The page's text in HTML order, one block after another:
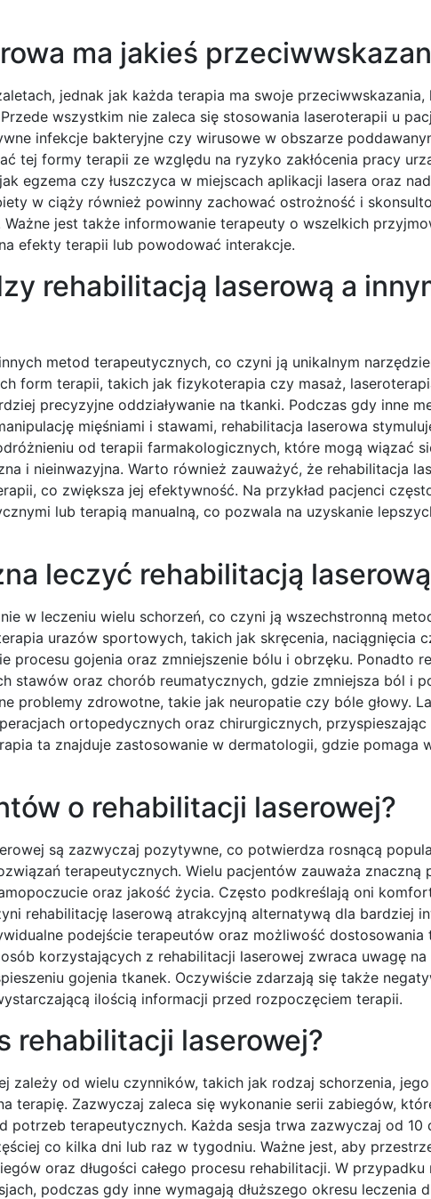
ma jakieś
jednak jak każda terapia ma swoje przeciwwskazania,
wszystkim nie zaleca się stosowania laseroterapii u
infekcje bakteryjne czy wirusowe w obszarze
tej formy terapii ze względu na ryzyko zakłócenia pracy
egzema czy łuszczyca w miejscach aplikacji lasera oraz
w ciąży również powinny zachować ostrożność i
jest także informowanie terapeuty o wszelkich
efekty terapii lub powodować interakcje.
rehabilitacją laserową a
metod terapeutycznych, co czyni ją unikalnym
form terapii, takich jak fizykoterapia czy masaż,
precyzyjne oddziaływanie na tkanki. Podczas gdy inne
mięśniami i stawami, rehabilitacja laserowa
od terapii farmakologicznych, które mogą wiązać
i nieinwazyjna. Warto również zauważyć, że rehabilitacja
co zwiększa jej efektywność. Na przykład pacjenci
lub terapią manualną, co pozwala na uzyskanie
leczyć rehabilitacją
w leczeniu wielu schorzeń, co czyni ją wszechstronną
urazów sportowych, takich jak skręcenia, naciągnięcia
procesu gojenia oraz zmniejszenie bólu i obrzęku. Ponadto
stawów oraz chorób reumatycznych, gdzie zmniejsza ból i
problemy zdrowotne, takie jak neuropatie czy bóle głowy.
ortopedycznych oraz chirurgicznych, przyspieszając
ta znajduje zastosowanie w dermatologii, gdzie pomaga
o rehabilitacji laserowej?
są zazwyczaj pozytywne, co potwierdza rosnącą
terapeutycznych. Wielu pacjentów zauważa znaczną
oraz jakość życia. Często podkreślają oni
rehabilitację laserową atrakcyjną alternatywą dla bardziej
podejście terapeutów oraz możliwość dostosowania
korzystających z rehabilitacji laserowej zwraca uwagę
gojenia tkanek. Oczywiście zdarzają się także
ilością informacji przed rozpoczęciem terapii.
rehabilitacji laserowej?
zależy od wielu czynników, takich jak rodzaj schorzenia,
terapię. Zazwyczaj zaleca się wykonanie serii zabiegów,
potrzeb terapeutycznych. Każda sesja trwa zazwyczaj od
co kilka dni lub raz w tygodniu. Ważne jest, aby
oraz długości całego procesu rehabilitacji. W
podczas gdy inne wymagają dłuższego okresu leczenia